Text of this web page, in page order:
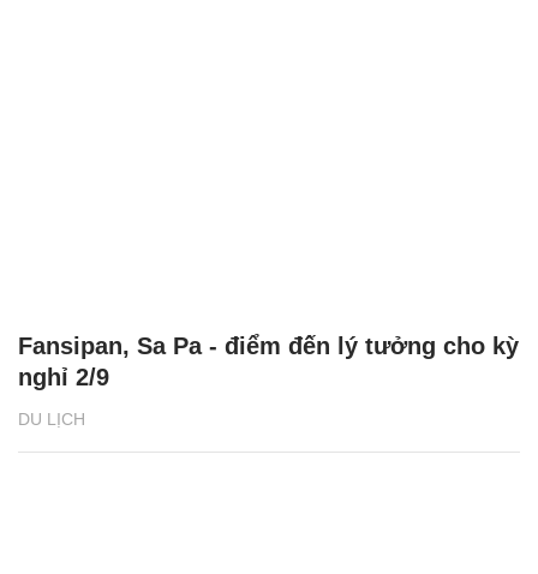
DU LỊCH
Fansipan, Sa Pa - điểm đến lý tưởng cho kỳ
nghỉ 2/9